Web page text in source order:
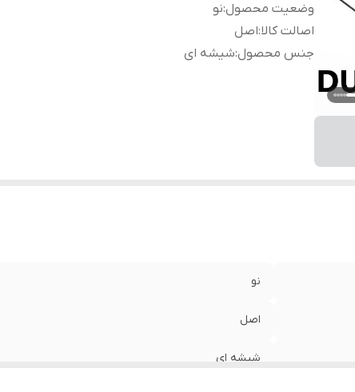
وضعیت محصول:نو
اصالت کالا:اصل
جنس محصول:شیشه ای
نو
اصل
شیشه ای